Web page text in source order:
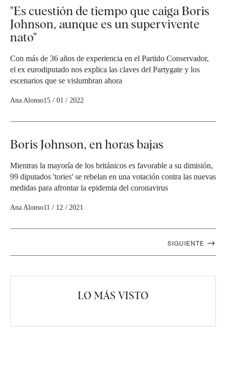
"Es cuestión de tiempo que caiga Boris
Johnson, aunque es un supervivente
nato"
Con más de 36 años de experiencia en el Partido Conservador,
el ex eurodiputado nos explica las claves del Partygate y los
escenarios que se vislumbran ahora
Ana Alonso15 / 01 / 2022
Boris Johnson, en horas bajas
Mientras la mayoría de los británicos es favorable a su dimisión,
99 diputados 'tories' se rebelan en una votación contra las nuevas
medidas para afrontar la epidemia del coronavirus
Ana Alonso11 / 12 / 2021
SIGUIENTE →
LO MÁS VISTO